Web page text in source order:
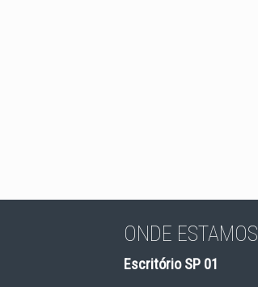
ONDE ESTAMOS
Escritório SP 01